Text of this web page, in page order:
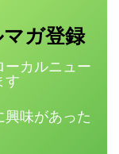
マガ登録
ーカルニュー
す
興味があった